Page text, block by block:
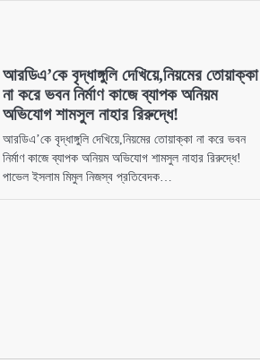
আরডিএ’কে বৃদ্ধাঙ্গুলি দেখিয়ে,নিয়মের তোয়াক্কা
না করে ভবন নির্মাণ কাজে ব্যাপক অনিয়ম
অভিযোগ শামসুল নাহার রিরুদ্ধে!
আরডিএ’কে বৃদ্ধাঙ্গুলি দেখিয়ে,নিয়মের তোয়াক্কা না করে ভবন
নির্মাণ কাজে ব্যাপক অনিয়ম অভিযোগ শামসুল নাহার রিরুদ্ধে!
পাভেল ইসলাম মিমুল নিজস্ব প্রতিবেদক…